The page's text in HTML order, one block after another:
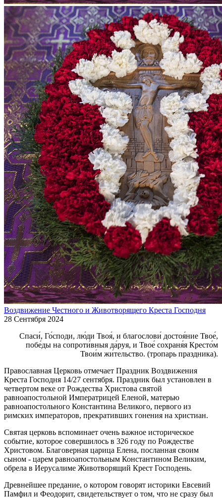
Воздвижение Честного и Животворящего Креста Господня
28 Сентября 2024
Спаси́, Го́споди, лю́ди Твоя́, и благослови́ достоя́ние Твое́,
побе́ды на сопроти́вныя да́руя, и Твое́ сохраня́я Кресто́м
Твои́м жи́тельство. (тропарь праздника).
Православная Церковь отмечает Праздник Воздвижения
Креста Господня 14/27 сентября. Праздник был установлен в
четвертом веке от Рождества Христова святой
равноапостольной Императрицей Еленой, матерью
равноапостольного Константина Великого, первого из
римских императоров, прекративших гонения на христиан.
Святая церковь вспоминает очень важное историческое
событие, которое совершилось в 326 году по Рождестве
Христовом. Благоверная царица Елена, посланная своим
сыном - царем равноапостольным Константином Великим,
обрела в Иерусалиме Животворящий Крест Господень.
Древнейшее предание, о котором говорят историки Евсевий
Памфил и Феодорит, свидетельствует о том, что не сразу был